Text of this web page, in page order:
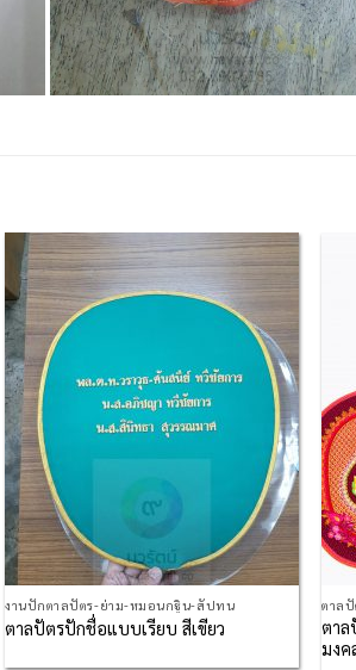
Add to
Wishlist
งานปักตาลปัตร-ย่าม-หมอนกฐิน-สัปทน
ตาลปัตรปักชื่อแบบเรียบ สีเขียว
ตาล
ตาล
มงค